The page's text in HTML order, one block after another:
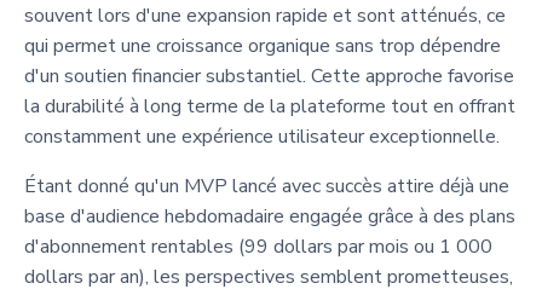
souvent lors d'une expansion rapide et sont atténués, ce
qui permet une croissance organique sans trop dépendre
d'un soutien financier substantiel. Cette approche favorise
la durabilité à long terme de la plateforme tout en offrant
constamment une expérience utilisateur exceptionnelle.
Étant donné qu'un MVP lancé avec succès attire déjà une
base d'audience hebdomadaire engagée grâce à des plans
d'abonnement rentables (99 dollars par mois ou 1 000
dollars par an), les perspectives semblent prometteuses,